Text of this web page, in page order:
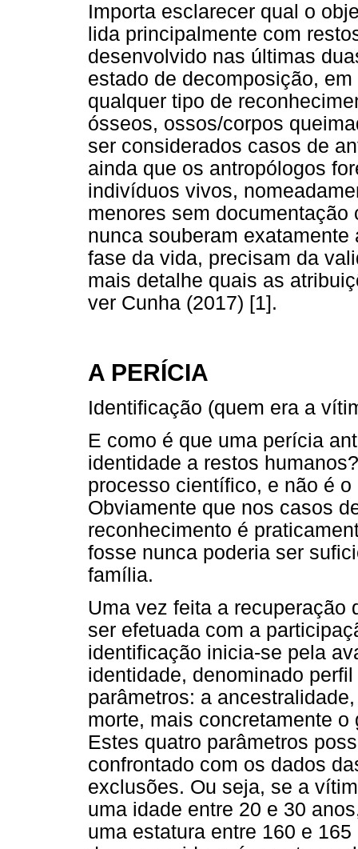
Importa esclarecer qual o
lida principalmente com
desenvolvido nas últimas
estado de decomposição,
qualquer tipo de
ósseos, ossos/corpos
ser considerados casos de
ainda que os antropólogos
indivíduos vivos,
menores sem
nunca souberam
fase da vida, precisam da
mais detalhe quais as
ver Cunha (2017) [1].
A PERÍCIA
Identificação (quem era a
E como é que uma perícia
identidade a restos
processo científico, e não é
Obviamente que nos casos
reconhecimento é
fosse nunca poderia ser
família.
Uma vez feita a recuperação
ser efetuada com a
identificação inicia-se pela
identidade, denominado
parâmetros: a
morte, mais concretamente
Estes quatro parâmetros
confrontado com os dados
exclusões. Ou seja, se a
uma idade entre 20 e 30
uma estatura entre 160 e